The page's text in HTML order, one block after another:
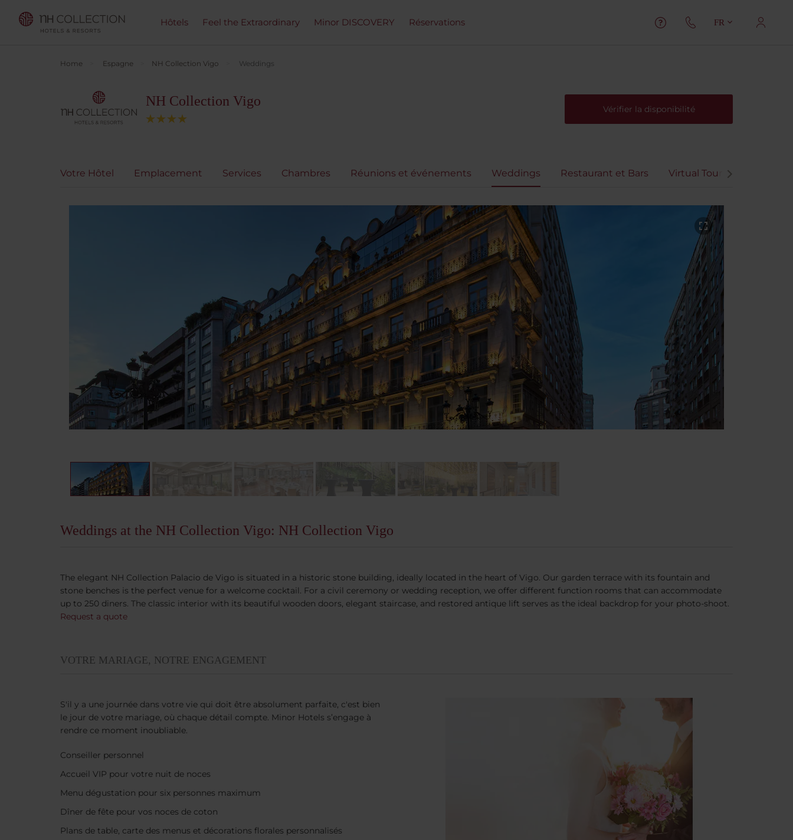
Hôtels Feel the Extraordinary Minor DISCOVERY Réservations FR
Home Espagne NH Collection Vigo Weddings
NH Collection Vigo
Vérifier la disponibilité
Votre Hôtel Emplacement Services Chambres Réunions et événements Weddings Restaurant et Bars Virtual Tour
Weddings at the NH Collection Vigo: NH Collection Vigo
The elegant NH Collection Palacio de Vigo is situated in a historic stone building, ideally located in the heart of Vigo. Our garden terrace with its fountain and
stone benches is the perfect venue for a welcome cocktail. For a civil ceremony or wedding reception, we offer different function rooms that can accommodate
up to 250 diners. The classic interior with its beautiful wooden doors, elegant staircase, and restored antique lift serves as the ideal backdrop for your photo-shoot.
Request a quote
VOTRE MARIAGE, NOTRE ENGAGEMENT
S'il y a une journée dans votre vie qui doit être absolument parfaite, c'est bien
le jour de votre mariage, où chaque détail compte. Minor Hotels s’engage à
rendre ce moment inoubliable.
Conseiller personnel
Accueil VIP pour votre nuit de noces
Menu dégustation pour six personnes maximum
Dîner de fête pour vos noces de coton
Plans de table, carte des menus et décorations florales personnalisés